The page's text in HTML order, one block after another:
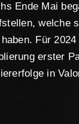
Ende Mai
welche
Für
erster
in